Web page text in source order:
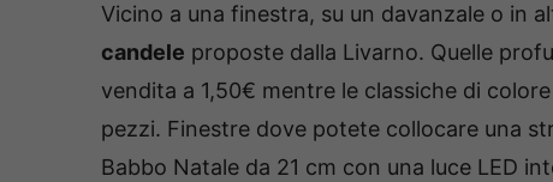
Vicino a una finestra, su un davanzale o in
candele proposte dalla Livarno. Quelle
vendita a 1,50€ mentre le classiche di
pezzi. Finestre dove potete collocare una
Babbo Natale da 21 cm con una luce LED